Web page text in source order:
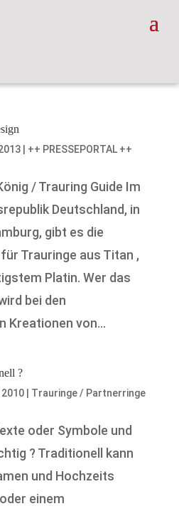
| ++ PRESSEPORTAL ++
/ Trauring Guide Im
Deutschland, in
gibt es die
Trauringe aus Titan ,
Platin. Wer das
bei den
Kreationen von...
?
| Trauringe / Partnerringe
oder Symbole und
? Traditionell kann
und Hochzeits
einem